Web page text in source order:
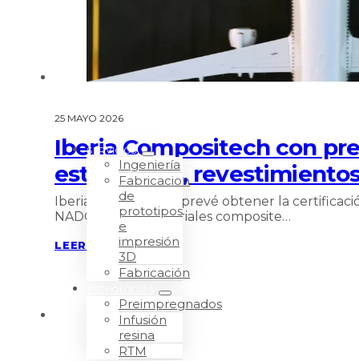
SERVICIOS
Ingeniería
Fabricacion
de
prototipos
e
impresión
3D
Fabricación
Preimpregnados
Infusión
resina
RTM
25 MAYO 2026
Iberia Compositech con
estructuras,
Iberia Compositech prevé obtener la
NADCAP para materiales composite…
LEER MÁS